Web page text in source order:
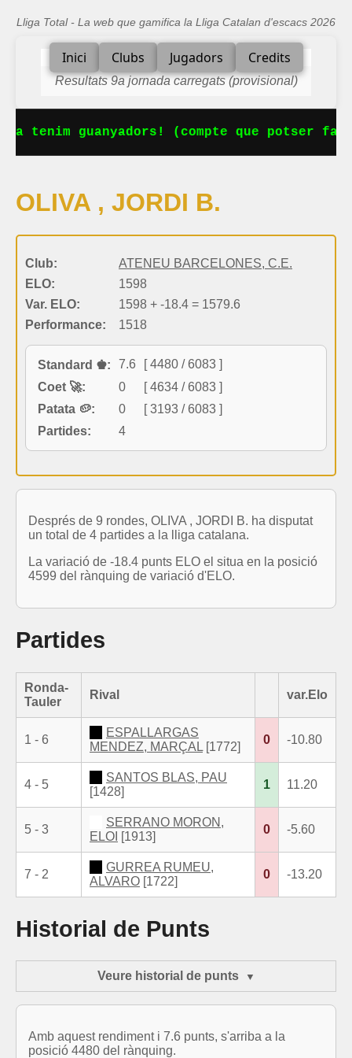
Lliga Total - La web que gamifica la Lliga Catalan d'escacs 2026
Inici Clubs Jugadors Credits
Resultats 9a jornada carregats (provisional)
tenim guanyadors! (compte que potser
OLIVA , JORDI B.
Club:
ATENEU BARCELONES, C.E.
ELO:
1598
Var. ELO:
1598 + -18.4 = 1579.6
Performance:
1518
Standard ♚: 7.6
[ 4480 / 6083 ]
Coet 🚀:
0
[ 4634 / 6083 ]
Patata 🥔:
0
[ 3193 / 6083 ]
Partides:
4
Després de 9 rondes, OLIVA , JORDI B. ha disputat
un total de 4 partides a la lliga catalana.
La variació de -18.4 punts ELO el situa en la posició
4599 del rànquing de variació d'ELO.
Partides
Ronda-
Tauler
Rival var.Elo
1 - 6
ESPALLARGAS
MENDEZ, MARÇAL [1772]
0 -10.80
4 - 5
SANTOS BLAS, PAU
[1428]
1 11.20
5 - 3
SERRANO MORON,
ELOI [1913]
0 -5.60
7 - 2
GURREA RUMEU,
ALVARO [1722]
0 -13.20
Historial de Punts
Veure historial de punts
Amb aquest rendiment i 7.6 punts, s'arriba a la
posició 4480 del rànquing.